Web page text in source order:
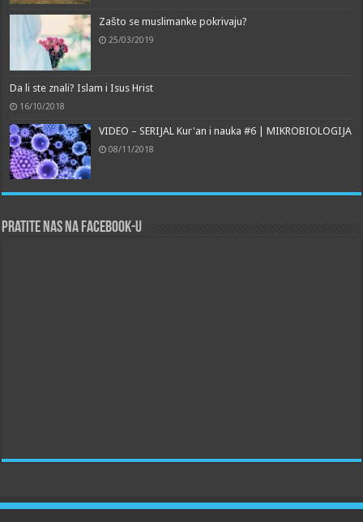
Zašto se muslimanke pokrivaju?
25/03/2019
Da li ste znali? Islam i Isus Hrist
16/10/2018
VIDEO – SERIJAL Kur'an i nauka #6 | MIKROBIOLOGIJA
08/11/2018
Pratite nas na Facebook-u